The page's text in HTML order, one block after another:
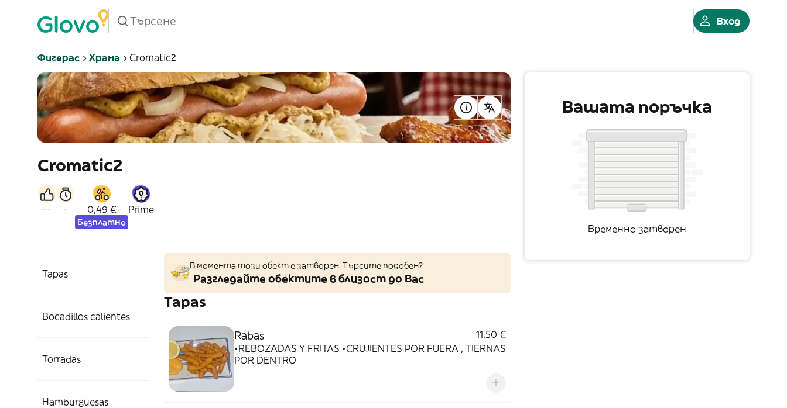
Вход
Фигерас Храна Cromatic2
Cromatic2
-- - 0,49 €
Безплатно
Prime
Tapas
Bocadillos calientes
Torradas
Hamburguesas
В момента този обект е затворен. Търсите подобен?
Разгледайте обектите в близост до Вас
Tapas
Rabas
11,50 €
•REBOZADAS Y FRITAS •CRUJIENTES POR FUERA , TIERNAS
POR DENTRO
Вашата поръчка
Временно затворен